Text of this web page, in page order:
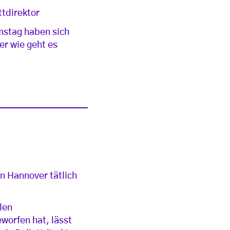
haben sich
wie geht es
Hannover tätlich
hat, lässt